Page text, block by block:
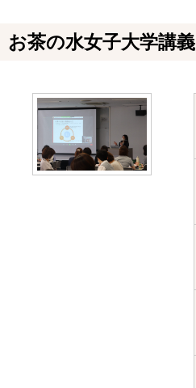
お茶の水女子大学講義